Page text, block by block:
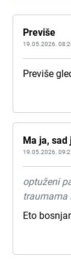
Previše
19.05.2026.
Previše
Ma ja,
19.05.2026.
optuženi
traumama
Eto